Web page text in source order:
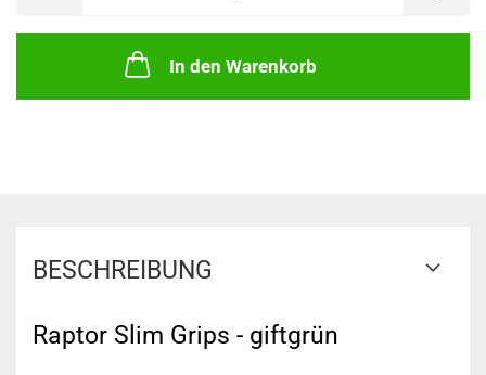
In den Warenkorb
BESCHREIBUNG
Raptor Slim Grips - giftgrün